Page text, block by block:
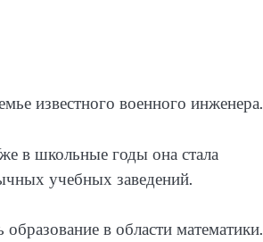
известного военного инженера.
в школьные годы она стала
учебных заведений.
в области математики.